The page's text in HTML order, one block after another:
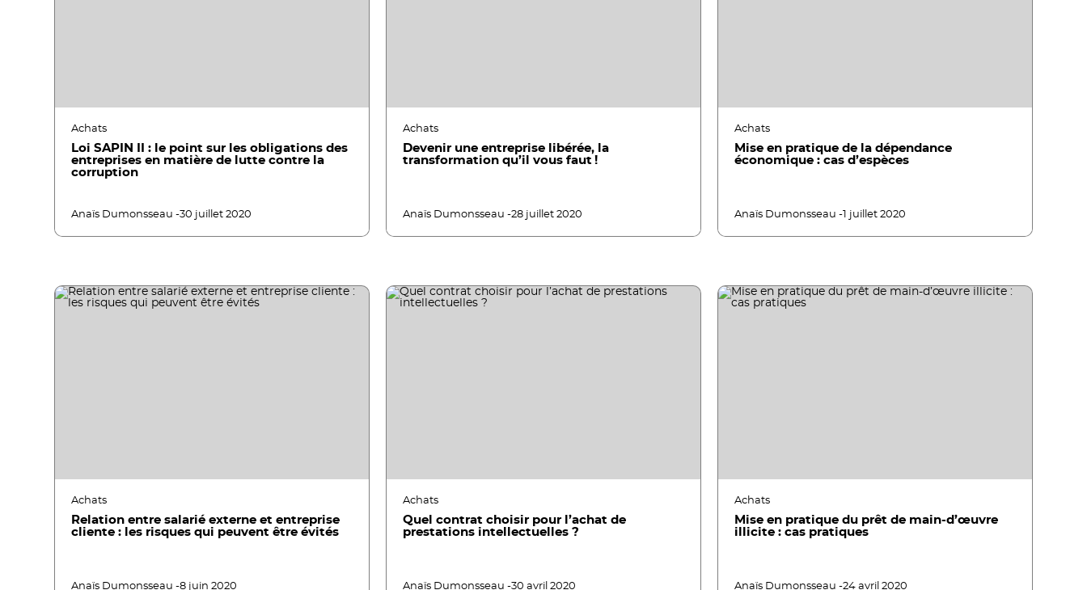
Achats
Loi SAPIN II : le point sur les obligations des
entreprises en matière de lutte contre la
corruption
Anaïs Dumonsseau -30 juillet 2020
Achats
Devenir une entreprise libérée, la
transformation qu’il vous faut !
Anaïs Dumonsseau -28 juillet 2020
Achats
Mise en pratique de la dépendance
économique : cas d’espèces
Anaïs Dumonsseau -1 juillet 2020
Achats
Relation entre salarié externe et entreprise
cliente : les risques qui peuvent être évités
Anaïs Dumonsseau -8 juin 2020
Achats
Quel contrat choisir pour l’achat de
prestations intellectuelles ?
Anaïs Dumonsseau -30 avril 2020
Achats
Mise en pratique du prêt de main-d’œuvre
illicite : cas pratiques
Anaïs Dumonsseau -24 avril 2020